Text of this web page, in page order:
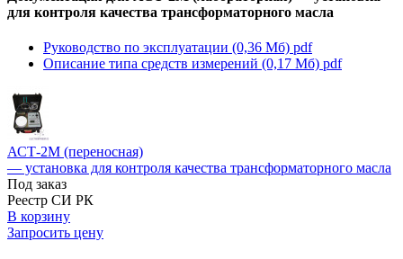
для контроля качества трансформаторного масла
Руководство по эксплуатации (0,36 Мб) pdf
Описание типа средств измерений (0,17 Мб) pdf
АСТ-2М (переносная)
— установка для контроля качества трансформаторного масла
Под заказ
Реестр СИ РК
В корзину
Запросить цену